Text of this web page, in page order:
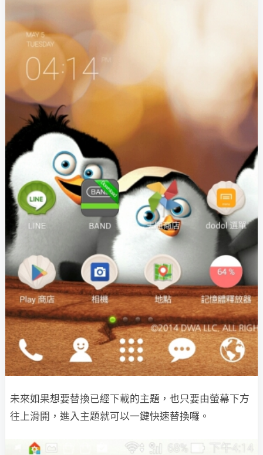
未來如果想要替換已經下載的主題，也只要由螢幕下方
往上滑開，進入主題就可以一鍵快速替換囉。